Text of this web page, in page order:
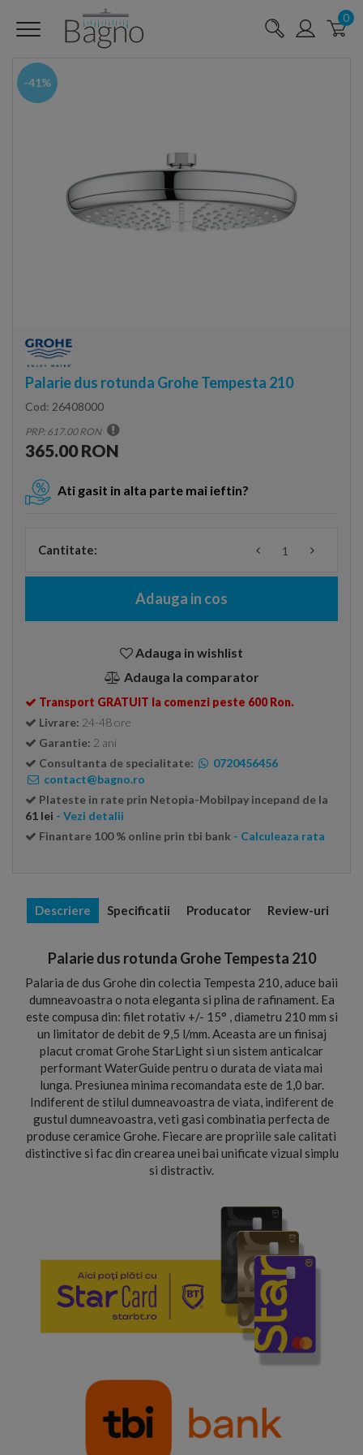
0
-41%
Palarie dus rotunda Grohe Tempesta 210
Cod: 26408000
PRP: 617.00 RON
365.00 RON
Ati gasit in alta parte mai ieftin?
Cantitate:
Adauga in cos
Adauga in wishlist
Adauga la comparator
Transport GRATUIT la comenzi peste 600 Ron.
Livrare: 24-48 ore
Garantie: 2 ani
Consultanta de specialitate:
0720456456
contact@bagno.ro
Plateste in rate prin Netopia-Mobilpay incepand de la
61 lei - Vezi detalii
Finantare 100 % online prin tbi bank - Calculeaza rata
Descriere Specificatii Producator Review-uri
Palarie dus rotunda Grohe Tempesta 210
Palaria de dus Grohe din colectia Tempesta 210, aduce baii
dumneavoastra o nota eleganta si plina de rafinament. Ea
este compusa din: filet rotativ +/- 15° , diametru 210 mm si
un limitator de debit de 9,5 l/mm. Aceasta are un finisaj
placut cromat Grohe StarLight si un sistem anticalcar
performant WaterGuide pentru o durata de viata mai
lunga. Presiunea minima recomandata este de 1,0 bar.
Indiferent de stilul dumneavoastra de viata, indiferent de
gustul dumneavoastra, veti gasi combinatia perfecta de
produse ceramice Grohe. Fiecare are propriile sale calitati
distinctive si fac din crearea unei bai unificate vizual simplu
si distractiv.